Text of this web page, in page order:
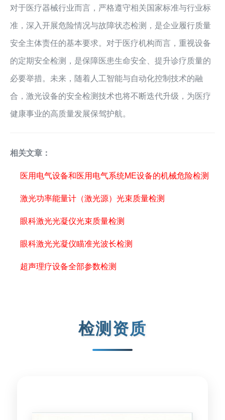
对于医疗器械行业而言，严格遵守相关国家标准与行业标
准，深入开展危险情况与故障状态检测，是企业履行质量
安全主体责任的基本要求。对于医疗机构而言，重视设备
的定期安全检测，是保障医患生命安全、提升诊疗质量的
必要举措。未来，随着人工智能与自动化控制技术的融
合，激光设备的安全检测技术也将不断迭代升级，为医疗
健康事业的高质量发展保驾护航。
相关文章：
医用电气设备和医用电气系统ME设备的机械危险检测
激光功率能量计（激光源）光束质量检测
眼科激光光凝仪光束质量检测
眼科激光光凝仪瞄准光波长检测
超声理疗设备全部参数检测
检测资质